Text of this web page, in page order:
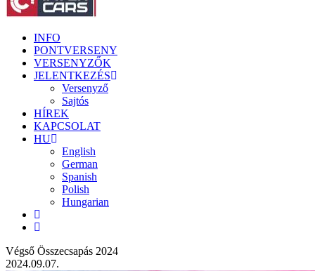
INFO
PONTVERSENY
VERSENYZŐK
JELENTKEZÉS
Versenyző
Sajtós
HÍREK
KAPCSOLAT
HU
English
German
Spanish
Polish
Hungarian
Végső Összecsapás 2024
2024.09.07.